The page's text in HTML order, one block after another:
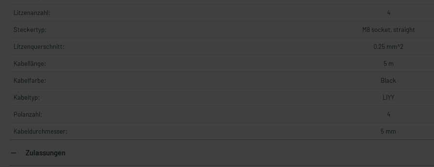
Litzenanzahl: 4
Steckertyp: M8 socket, straight
Litzenquerschnitt: 0,25 mm^2
Kabellänge: 5 m
Kabelfarbe: Black
Kabeltyp: LIYY
Polanzahl: 4
Kabeldurchmesser: 5 mm
Zulassungen